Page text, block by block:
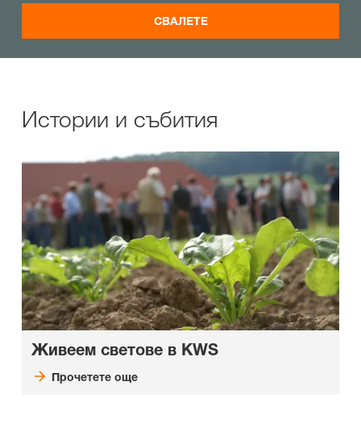
СВАЛЕТЕ
Истории и събития
Живеем светове в KWS
Прочетете още